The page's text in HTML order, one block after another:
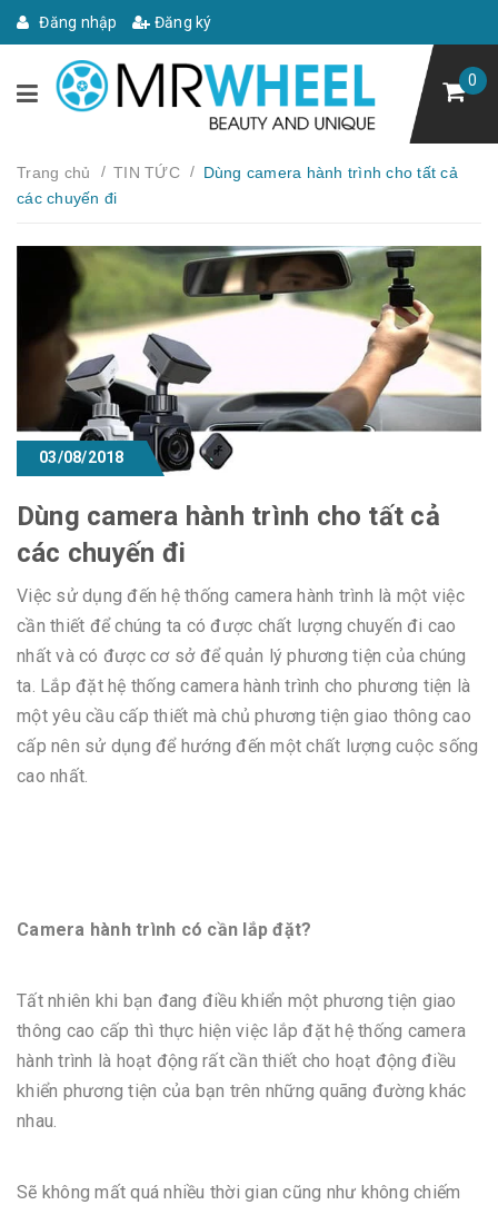
Đăng nhập Đăng ký
0
Trang chủ / TIN TỨC / Dùng camera hành trình cho tất cả
các chuyến đi
03/08/2018
Dùng camera hành trình cho tất cả
các chuyến đi
Việc sử dụng đến hệ thống camera hành trình là một việc
cần thiết để chúng ta có được chất lượng chuyến đi cao
nhất và có được cơ sở để quản lý phương tiện của chúng
ta. Lắp đặt hệ thống camera hành trình cho phương tiện là
một yêu cầu cấp thiết mà chủ phương tiện giao thông cao
cấp nên sử dụng để hướng đến một chất lượng cuộc sống
cao nhất.
Camera hành trình có cần lắp đặt?
Tất nhiên khi bạn đang điều khiển một phương tiện giao
thông cao cấp thì thực hiện việc lắp đặt hệ thống camera
hành trình là hoạt động rất cần thiết cho hoạt động điều
khiển phương tiện của bạn trên những quãng đường khác
nhau.
Sẽ không mất quá nhiều thời gian cũng như không chiếm